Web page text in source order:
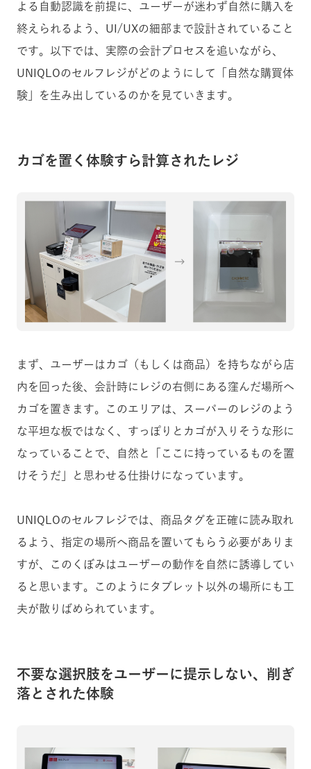
よる自動認識を前提に、ユーザーが迷わず自然に購入を
終えられるよう、UI/UXの細部まで設計されていること
です。以下では、実際の会計プロセスを追いながら、
UNIQLOのセルフレジがどのようにして「自然な購買体
験」を生み出しているのかを見ていきます。
カゴを置く体験すら計算されたレジ
まず、ユーザーはカゴ（もしくは商品）を持ちながら店
内を回った後、会計時にレジの右側にある窪んだ場所へ
カゴを置きます。このエリアは、スーパーのレジのよう
な平坦な板ではなく、すっぽりとカゴが入りそうな形に
なっていることで、自然と「ここに持っているものを置
けそうだ」と思わせる仕掛けになっています。
UNIQLOのセルフレジでは、商品タグを正確に読み取れ
るよう、指定の場所へ商品を置いてもらう必要がありま
すが、このくぼみはユーザーの動作を自然に誘導してい
ると思います。このようにタブレット以外の場所にも工
夫が散りばめられています。
不要な選択肢をユーザーに提示しない、削ぎ
落とされた体験